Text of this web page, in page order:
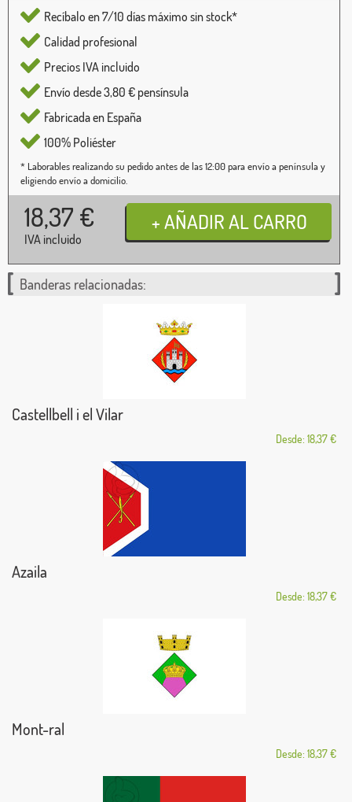
Recíbalo en 7/10 días máximo sin stock*
Calidad profesional
Precios IVA incluido
Envío desde 3,80 € pensínsula
Fabricada en España
100% Poliéster
* Laborables realizando su pedido antes de las 12:00 para envío a península y
eligiendo envío a domicilio.
18,37 €
IVA incluido
Banderas relacionadas:
Castellbell i el Vilar
Desde: 18,37 €
Azaila
Desde: 18,37 €
Mont-ral
Desde: 18,37 €